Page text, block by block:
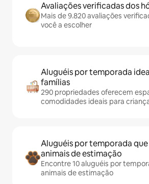
Avaliações verificadas dos
Mais de 9.820 avaliações
você a escolher
Aluguéis por temporada
famílias
290 propriedades oferecem
comodidades ideais para
Aluguéis por temporada
animais de estimação
Encontre 10 aluguéis por
animais de estimação